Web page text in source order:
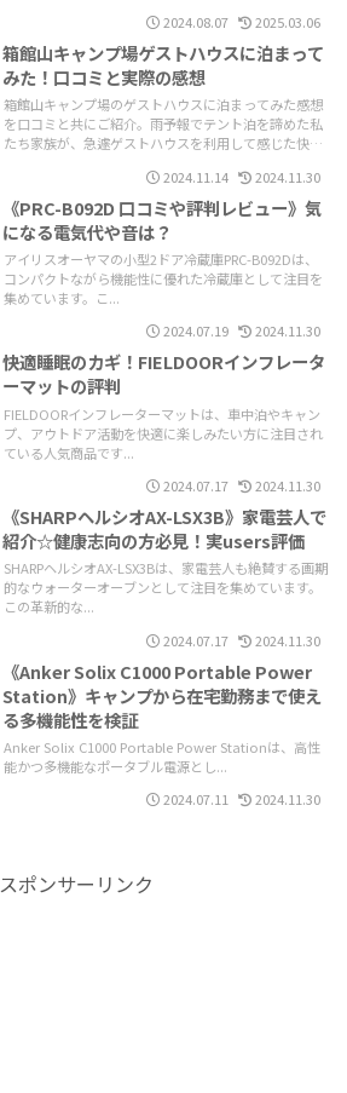
2024.08.07 2025.03.06
箱館山キャンプ場ゲストハウスに泊まって
みた！口コミと実際の感想
箱館山キャンプ場のゲストハウスに泊まってみた感想
を口コミと共にご紹介。雨予報でテント泊を諦めた私
たち家族が、急遽ゲストハウスを利用して感じた快適
な時でも自然を満喫できる、家族連れに最適なキャン
プ場です。予約方法や設備情報も解説！
2024.11.14 2024.11.30
《PRC-B092D 口コミや評判レビュー》気
になる電気代や音は？
アイリスオーヤマの小型2ドア冷蔵庫PRC-B092Dは、
コンパクトながら機能性に優れた冷蔵庫として注目を
集めています。こ...
2024.07.19
2024.11.30
快適睡眠のカギ！FIELDOORインフレータ
ーマットの評判
FIELDOORインフレーターマットは、車中泊やキャン
プ、アウトドア活動を快適に楽しみたい方に注目され
ている人気商品です...
2024.07.17
2024.11.30
《SHARPヘルシオAX-LSX3B》家電芸人で
紹介☆健康志向の方必見！実users評価
SHARPヘルシオAX-LSX3Bは、家電芸人も絶賛する画期
的なウォーターオーブンとして注目を集めています。
この革新的な...
2024.07.17
2024.11.30
《Anker Solix C1000 Portable Power
Station》キャンプから在宅勤務まで使え
る多機能性を検証
Anker Solix C1000 Portable Power Stationは、高性
能かつ多機能なポータブル電源とし...
2024.07.11
2024.11.30
スポンサーリンク